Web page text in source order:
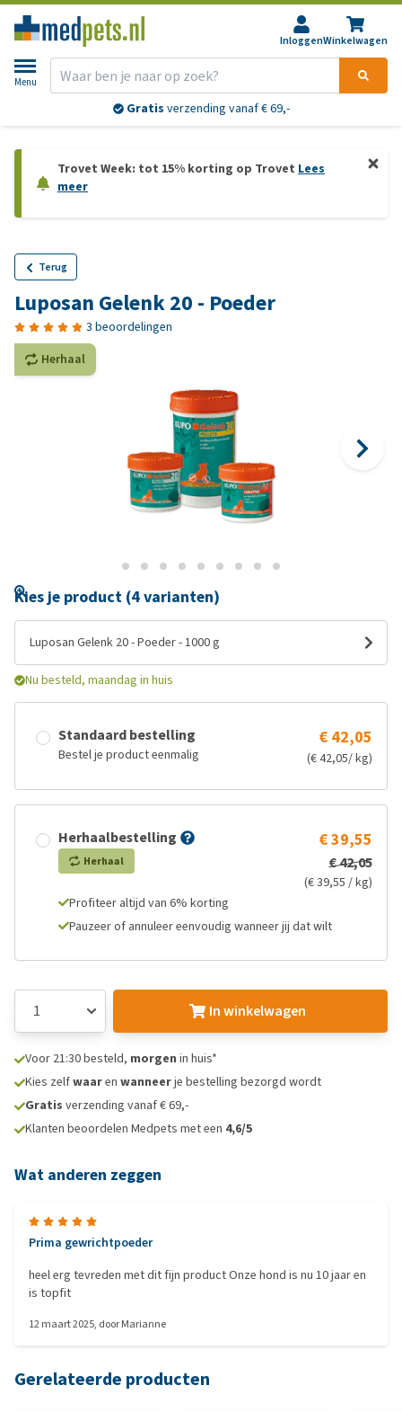
InloggenWinkelwagen
Menu
Gratis verzending vanaf € 69,-
Trovet Week: tot 15% korting op Trovet Lees
meer
Terug
Luposan Gelenk 20 - Poeder
3 beoordelingen
Herhaal
Kies je product (4 varianten)
Luposan Gelenk 20 - Poeder - 1000 g
Nu besteld, maandag in huis
Standaard bestelling
Bestel je product eenmalig
€ 42,05
(€ 42,05/ kg)
Herhaalbestelling
Herhaal
€ 39,55
€ 42,05
(€ 39,55 / kg)
Profiteer altijd van 6% korting
Pauzeer of annuleer eenvoudig wanneer jij dat wilt
In winkelwagen
Voor 21:30 besteld, morgen in huis*
Kies zelfwaaren wanneerje bestelling bezorgd wordt
Gratis verzending vanaf € 69,-
Klanten beoordelen Medpets met een 4,6/5
Wat anderen zeggen
Prima gewrichtpoeder
heel erg tevreden met dit fijn product Onze hond is nu 10 jaar en
is topfit
12 maart 2025, doorMarianne
Gerelateerde producten